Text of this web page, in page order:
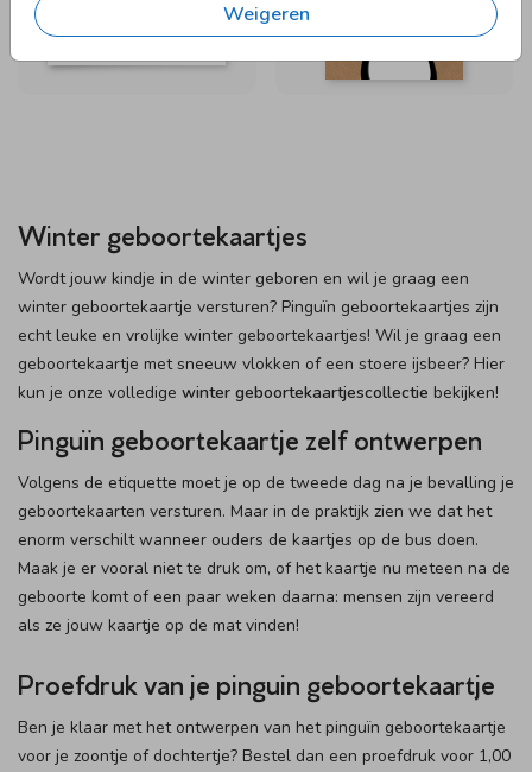
Weigeren
Winter geboortekaartjes
Wordt jouw kindje in de winter geboren en wil je graag een
winter geboortekaartje versturen? Pinguïn geboortekaartjes zijn
echt leuke en vrolijke winter geboortekaartjes! Wil je graag een
geboortekaartje met sneeuw vlokken of een stoere ijsbeer? Hier
kun je onze volledige winter geboortekaartjescollectie bekijken!
Pinguïn geboortekaartje zelf ontwerpen
Volgens de etiquette moet je op de tweede dag na je bevalling je
geboortekaarten versturen. Maar in de praktijk zien we dat het
enorm verschilt wanneer ouders de kaartjes op de bus doen.
Maak je er vooral niet te druk om, of het kaartje nu meteen na de
geboorte komt of een paar weken daarna: mensen zijn vereerd
als ze jouw kaartje op de mat vinden!
Proefdruk van je pinguin geboortekaartje
Ben je klaar met het ontwerpen van het pinguïn geboortekaartje
voor je zoontje of dochtertje? Bestel dan een proefdruk voor 1,00